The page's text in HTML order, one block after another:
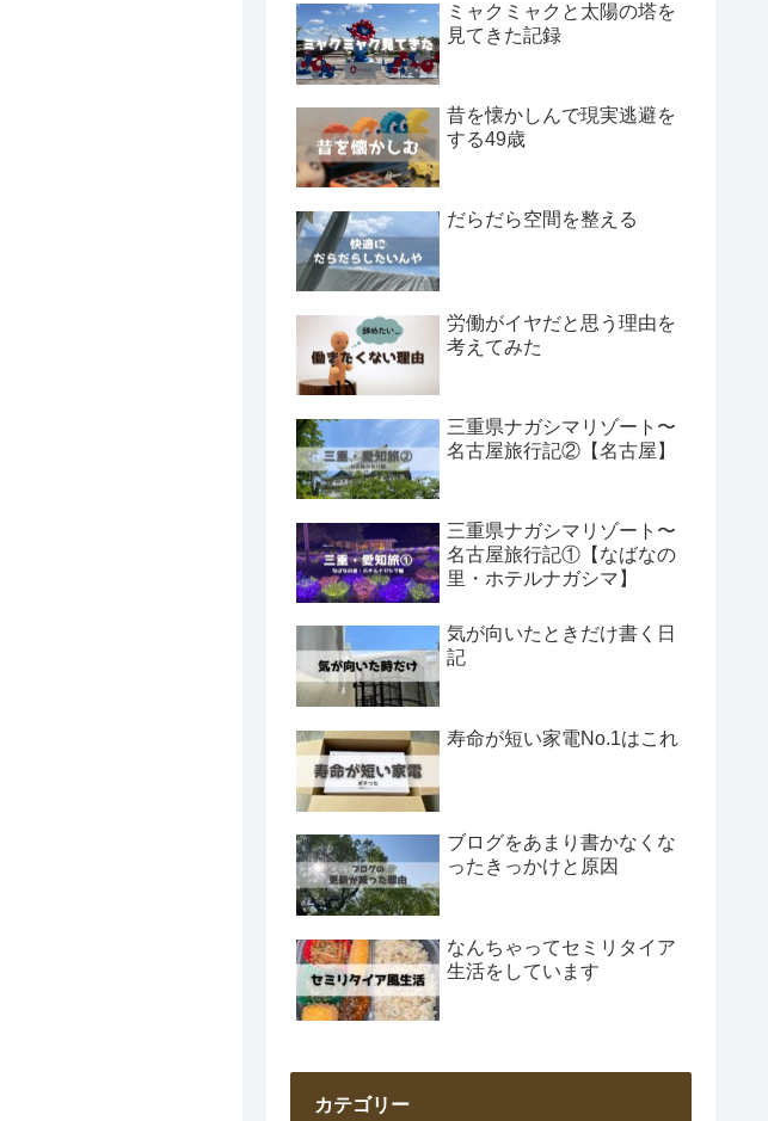
ミャクミャクと太陽の塔を
見てきた記録
昔を懐かしんで現実逃避を
する49歳
だらだら空間を整える
労働がイヤだと思う理由を
考えてみた
三重県ナガシマリゾート〜
名古屋旅行記②【名古屋】
三重県ナガシマリゾート〜
名古屋旅行記①【なばなの
里・ホテルナガシマ】
気が向いたときだけ書く日
記
寿命が短い家電No.1はこれ
ブログをあまり書かなくな
ったきっかけと原因
なんちゃってセミリタイア
生活をしています
カテゴリー